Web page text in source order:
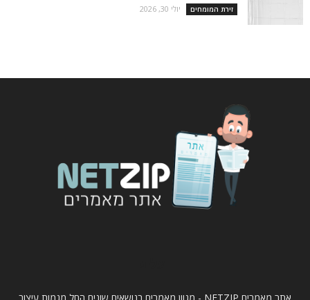
זירת המומחים יולי 30, 2026
אתר מאמרים NETZIP - מגוון מאמרים בנושאים שונים החל מגמות עיצוב